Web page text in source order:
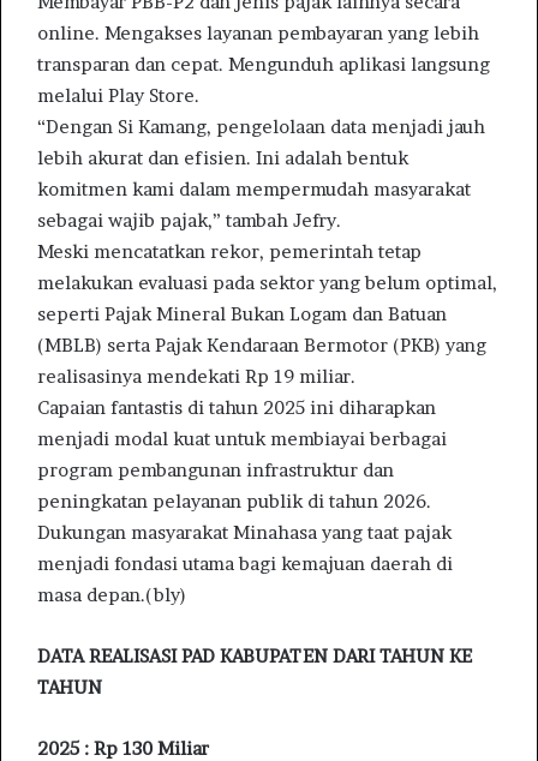
online. Mengakses layanan pembayaran yang lebih
transparan dan cepat. Mengunduh aplikasi langsung
melalui Play Store.
“Dengan Si Kamang, pengelolaan data menjadi jauh
lebih akurat dan efisien. Ini adalah bentuk
komitmen kami dalam mempermudah masyarakat
sebagai wajib pajak,” tambah Jefry.
Meski mencatatkan rekor, pemerintah tetap
melakukan evaluasi pada sektor yang belum optimal,
seperti Pajak Mineral Bukan Logam dan Batuan
(MBLB) serta Pajak Kendaraan Bermotor (PKB) yang
realisasinya mendekati Rp 19 miliar.
Capaian fantastis di tahun 2025 ini diharapkan
menjadi modal kuat untuk membiayai berbagai
program pembangunan infrastruktur dan
peningkatan pelayanan publik di tahun 2026.
Dukungan masyarakat Minahasa yang taat pajak
menjadi fondasi utama bagi kemajuan daerah di
masa depan.(bly)
DATA REALISASI PAD KABUPATEN DARI TAHUN KE
TAHUN
2025 : Rp 130 Miliar